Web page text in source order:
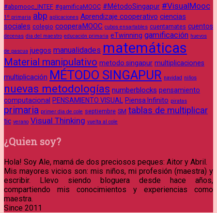
#abpmooc_INTEF #gamificaMOOC #MétodoSingapur #VisualMooc
1º primaria abp aplicaciones Aprendizaje cooperativo ciencias
sociales colegio cooperaMOOC cubos ensartables cuentamates cuentos
decenas dia del maestro educación primaria eTwinning gamificación huevos
de pascua juegos manualidades matemáticas
Material manipulativo metodo singapur multiplicaciones
multiplicación MÉTODO SINGAPUR navidad niños
nuevas metodologías numberblocks pensamiento
computacional
PENSAMIENTO VISUAL Piensa Infinito piratas
primaria primer dia de cole septiembre SM tablas de multiplicar
tic verano Visual Thinking vuelta al cole
¿Quien soy?
Hola! Soy Ale, mamá de dos preciosos peques: Aitor y Abril.
Mis mayores vicios son: mis niños, mi profesión (maestra) y
escribir. Llevo siendo bloguera desde hace años,
compartiendo mis conocimientos y experiencias como
maestra.
Since 2011